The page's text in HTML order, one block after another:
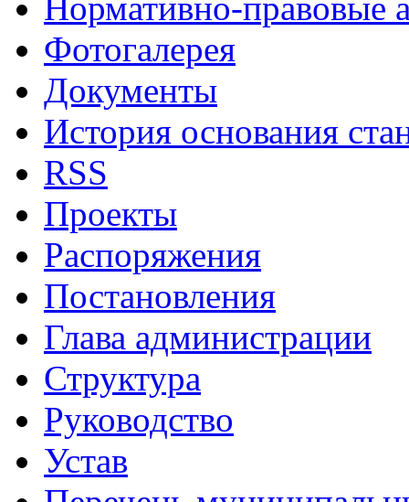
Нормативно-правовые
Фотогалерея
Документы
История основания
RSS
Проекты
Распоряжения
Постановления
Глава администрации
Структура
Руководство
Устав